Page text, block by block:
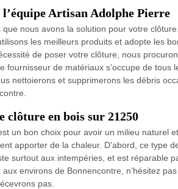
Artisan Adolphe Pierre
nous avons la solution pour votre
les meilleurs produits et adopte les
de poser votre clôture, nous
fournisseur de matériaux s’occupe de tous
nettoierons et supprimerons les débris
clôture en bois sur 21250
un bon choix pour avoir un milieu naturel
apporter de la chaleur. D'abord, ce type
surtout aux intempéries, et est réparable
environs de Bonnencontre, n’hésitez
pas.